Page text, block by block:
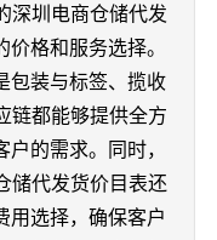
深圳电商仓储代发
格和服务选择。
包装与标签、揽收
链都能够提供全方
的需求。同时，
储代发货价目表还
用选择，确保客户